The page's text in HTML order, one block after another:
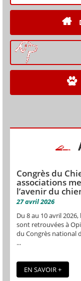
Congrès du
associations
l’avenir du
27 avril 2026
Du 8 au 10 avril
sont retrouvées à
du Congrès national
...
EN SAVOIR +